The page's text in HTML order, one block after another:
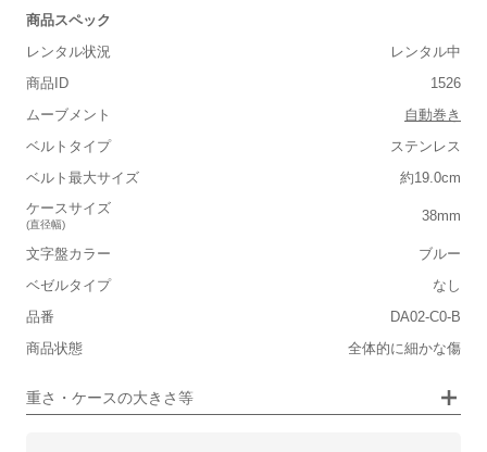
商品スペック
レンタル状況
レンタル中
商品ID
1526
ムーブメント
自動巻き
ベルトタイプ
ステンレス
ベルト最大サイズ
約19.0cm
ケースサイズ
(直径幅)
38mm
文字盤カラー
ブルー
ベゼルタイプ
なし
品番
DA02-C0-B
商品状態
全体的に細かな傷
重さ・ケースの大きさ等
■重さ(ベルト込み)
■ケースの大きさ
小さい 大きい
■装飾感
■向いているシチュエーション
カジュアル ビジネス